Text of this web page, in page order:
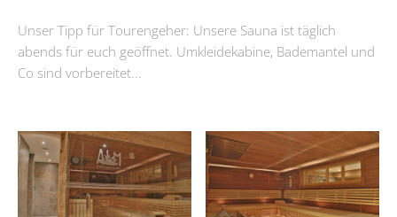
Unser Tipp für Tourengeher: Unsere Sauna ist täglich
abends für euch geöffnet. Umkleidekabine, Bademantel und
Co sind vorbereitet...